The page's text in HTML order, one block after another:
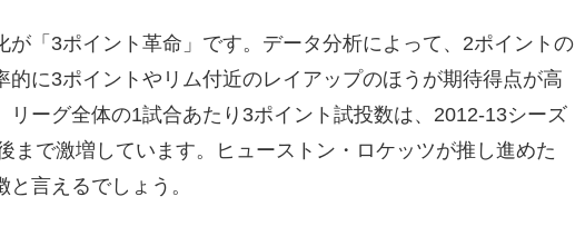
が「3ポイント革命」です。データ分析によって、2ポイントの
的に3ポイントやリム付近のレイアップのほうが期待得点が高
リーグ全体の1試合あたり3ポイント試投数は、2012-13シーズ
まで激増しています。ヒューストン・ロケッツが推し進めた
と言えるでしょう。